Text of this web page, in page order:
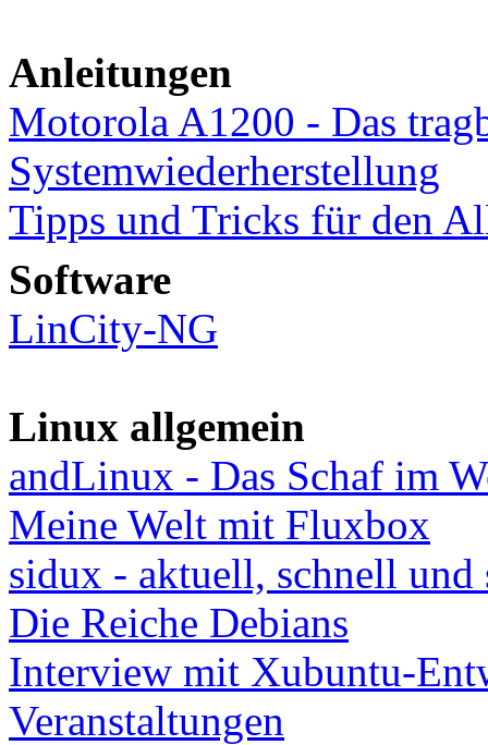
Anleitungen
Motorola A1200 - Das
Systemwiederherstellung
Tipps und Tricks für den
Software
LinCity-NG
Linux allgemein
andLinux - Das Schaf im
Meine Welt mit Fluxbox
sidux - aktuell, schnell und
Die Reiche Debians
Interview mit Xubuntu-
Veranstaltungen